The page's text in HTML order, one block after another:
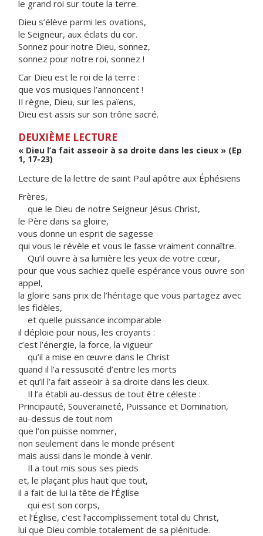
le grand roi sur toute la terre.
Dieu s’élève parmi les ovations,
le Seigneur, aux éclats du cor.
Sonnez pour notre Dieu, sonnez,
sonnez pour notre roi, sonnez !
Car Dieu est le roi de la terre :
que vos musiques l’annoncent !
Il règne, Dieu, sur les païens,
Dieu est assis sur son trône sacré.
DEUXIÈME LECTURE
« Dieu l’a fait asseoir à sa droite dans les cieux » (Ep
1, 17-23)
Lecture de la lettre de saint Paul apôtre aux Éphésiens
Frères,
que le Dieu de notre Seigneur Jésus Christ,
le Père dans sa gloire,
vous donne un esprit de sagesse
qui vous le révèle et vous le fasse vraiment connaître.
Qu’il ouvre à sa lumière les yeux de votre cœur,
pour que vous sachiez quelle espérance vous ouvre son
appel,
la gloire sans prix de l’héritage que vous partagez avec
les fidèles,
et quelle puissance incomparable
il déploie pour nous, les croyants :
c’est l’énergie, la force, la vigueur
qu’il a mise en œuvre dans le Christ
quand il l’a ressuscité d’entre les morts
et qu’il l’a fait asseoir à sa droite dans les cieux.
Il l’a établi au-dessus de tout être céleste :
Principauté, Souveraineté, Puissance et Domination,
au-dessus de tout nom
que l’on puisse nommer,
non seulement dans le monde présent
mais aussi dans le monde à venir.
Il a tout mis sous ses pieds
et, le plaçant plus haut que tout,
il a fait de lui la tête de l’Église
qui est son corps,
et l’Église, c’est l’accomplissement total du Christ,
lui que Dieu comble totalement de sa plénitude.